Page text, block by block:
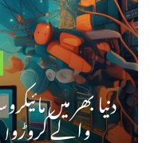
دنیا بھر میں
والے